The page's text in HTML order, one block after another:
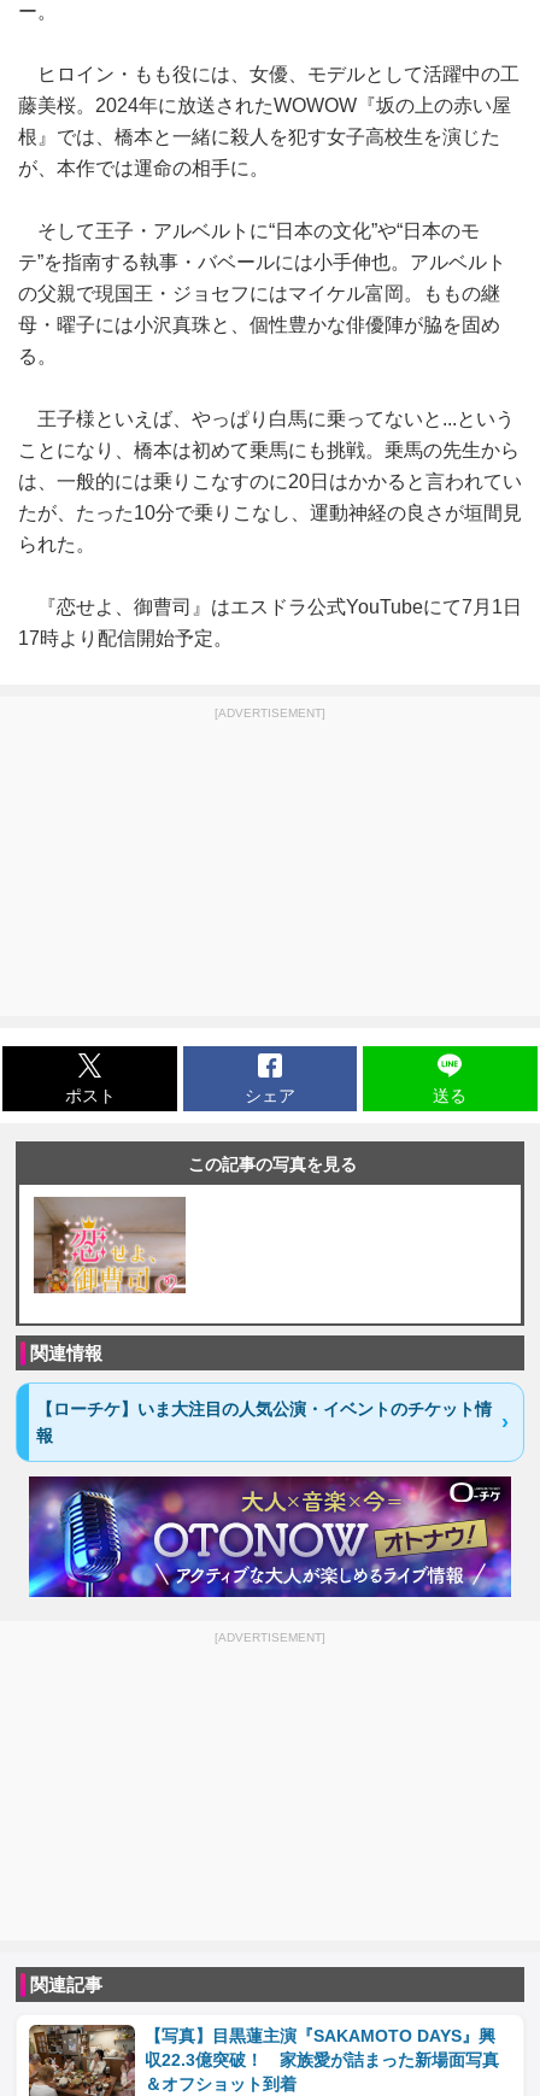
ー。
ヒロイン・もも役には、女優、モデルとして活躍中の工
藤美桜。2024年に放送されたWOWOW『坂の上の赤い屋
根』では、橋本と一緒に殺人を犯す女子高校生を演じた
が、本作では運命の相手に。
そして王子・アルベルトに“日本の文化”や“日本のモ
テ”を指南する執事・バベールには小手伸也。アルベルト
の父親で現国王・ジョセフにはマイケル富岡。ももの継
母・曜子には小沢真珠と、個性豊かな俳優陣が脇を固め
る。
王子様といえば、やっぱり白馬に乗ってないと...という
ことになり、橋本は初めて乗馬にも挑戦。乗馬の先生から
は、一般的には乗りこなすのに20日はかかると言われてい
たが、たった10分で乗りこなし、運動神経の良さが垣間見
られた。
『恋せよ、御曹司』はエスドラ公式YouTubeにて7月1日
17時より配信開始予定。
[ADVERTISEMENT]
ポスト シェア 送る
この記事の写真を見る
関連情報
【ローチケ】いま大注目の人気公演・イベントのチケット情
報
[ADVERTISEMENT]
関連記事
【写真】目黒蓮主演『SAKAMOTO DAYS』興
収22.3億突破！ 家族愛が詰まった新場面写真
＆オフショット到着